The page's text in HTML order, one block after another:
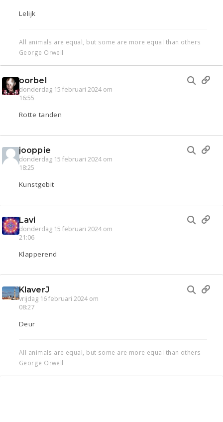
Lelijk
All animals are equal, but some are more equal than others
George Orwell
oorbel
donderdag 15 februari 2024 om
16:55
Rotte tanden
jooppie
donderdag 15 februari 2024 om
18:25
Kunstgebit
Lavi
donderdag 15 februari 2024 om
21:06
Klapperend
KlaverJ
vrijdag 16 februari 2024 om
08:27
Deur
All animals are equal, but some are more equal than others
George Orwell